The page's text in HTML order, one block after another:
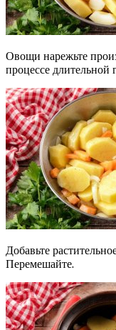
Овощи нарежьте
процессе длительной
Добавьте
Перемешайте.